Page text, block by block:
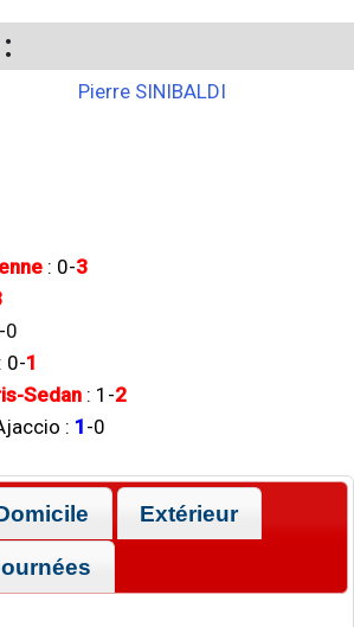
Pierre SINIBALDI
: 0-3
-0
: 0-1
Sedan : 1 -2
: 1 -0
Extérieur